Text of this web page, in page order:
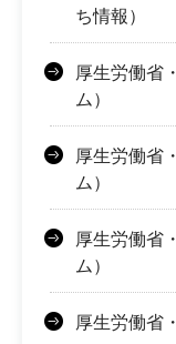
ち情報）
厚生労働省
ム）
厚生労働省
ム）
厚生労働省
ム）
厚生労働省